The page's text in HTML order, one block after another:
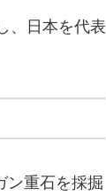
、日本を代表
ン重石を採掘